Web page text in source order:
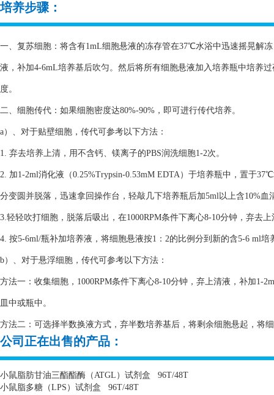
培养步骤：
一、复苏细胞：将含有1mL细胞悬液的冻存管在37℃水浴中迅速摇晃解
液，补加4-6mL培养基后吹匀。然后将所有细胞悬液加入培养瓶中培养
度。
二、细胞传代：如果细胞密度达80%-90%，即可进行传代培养。
a）、对于贴壁细胞，传代可参考以下方法：
1. 弃去培养上清，用不含钙、镁离子的PBS润洗细胞1-2次。
2. 加1-2ml消化液（0.25%Trypsin-0.53mM EDTA）于培养瓶中，置于
分变圆并脱落，迅速拿回操作台，轻敲几下培养瓶后加5ml以上含10%血
3.轻轻吹打细胞，脱落后吸出，在1000RPM条件下离心8-10分钟，弃去
4. 按5-6ml/瓶补加培养液，将细胞悬液按1：2的比例分到新的含5-6 ml培
b）、对于悬浮细胞，传代可参考以下方法：
方法一：收集细胞，1000RPM条件下离心8-10分钟，弃上清液，补加1-
皿中或瓶中。
方法二：可选择半数换液方式，弃半数培养基后，将剩余细胞悬起，将
公司正在出售的产品：
小鼠脂肪甘油三酯酯酶（ATGL ）试剂盒
96T/48T
小鼠脂多糖（LPS ）试剂盒 96T/48T